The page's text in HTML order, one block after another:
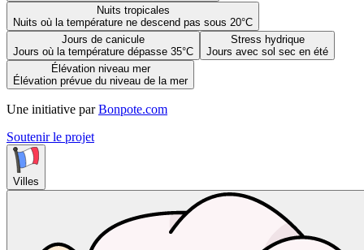
Nuits tropicales
Nuits où la température ne descend pas sous 20°C
Jours de canicule
Jours où la température dépasse 35°C
Stress hydrique
Jours avec sol sec en été
Élévation niveau mer
Élévation prévue du niveau de la mer
Une initiative par Bonpote.com
Soutenir le projet
Villes